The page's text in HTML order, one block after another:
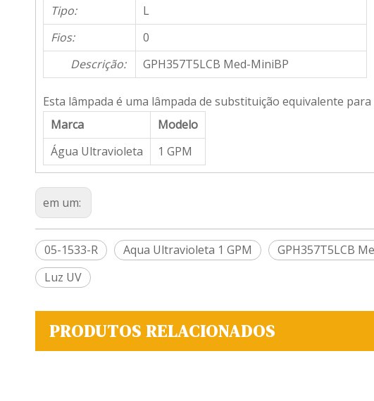
Tipo:
L
Fios:
0
Descrição:
GPH357T5LCB Med-MiniBP
Esta lâmpada é uma lâmpada de substituição equivalente
Marca
Modelo
Água Ultravioleta
1 GPM
em um:
05-1533-R Aqua Ultravioleta 1 GPM GPH357T5LCB
Luz UV
PRODUTOS RELACIONADOS